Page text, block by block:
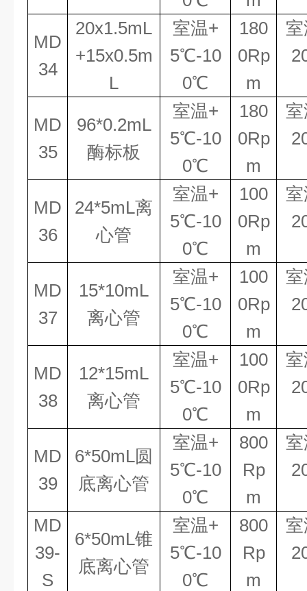
MD
34
20x1.5mL
+15x0.5m
L
室温+
5℃-10
0℃
180
0Rp
m
MD
35
96*0.2mL
酶标板
室温+
5℃-10
0℃
180
0Rp
m
MD
36
24*5mL离
心管
室温+
5℃-10
0℃
100
0Rp
m
MD
37
15*10mL
离心管
室温+
5℃-10
0℃
100
0Rp
m
MD
38
12*15mL
离心管
室温+
5℃-10
0℃
100
0Rp
m
MD
39
6*50mL圆
底离心管
室温+
5℃-10
0℃
800
Rp
m
MD
39-
S
6*50mL锥
底离心管
室温+
5℃-10
0℃
800
Rp
m